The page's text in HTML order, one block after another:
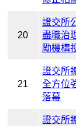
20
證交所
盡職治
勵機構
21
證交所
全方位
落幕
證交所